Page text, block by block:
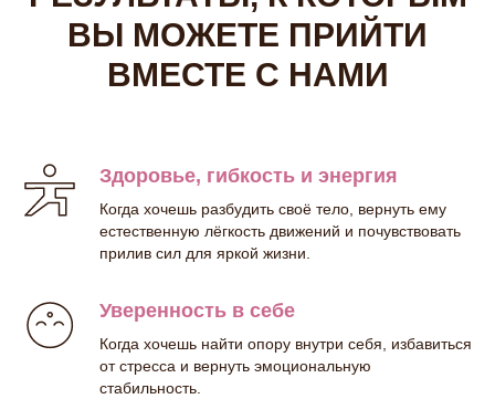
ВЫ МОЖЕТЕ ПРИЙТИ
ВМЕСТЕ С НАМИ
Здоровье, гибкость и энергия
Когда хочешь разбудить своё тело, вернуть ему
естественную лёгкость движений и почувствовать
прилив сил для яркой жизни.
Уверенность в себе
Когда хочешь найти опору внутри себя, избавиться
от стресса и вернуть эмоциональную
стабильность.